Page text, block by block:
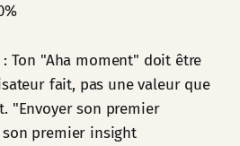
: Ton "Aha moment" doit être
fait, pas une valeur que
"Envoyer son premier
premier insight